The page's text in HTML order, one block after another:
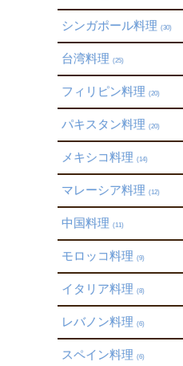
シンガポール料理 (30)
台湾料理 (25)
フィリピン料理 (20)
パキスタン料理 (20)
メキシコ料理 (14)
マレーシア料理 (12)
中国料理 (11)
モロッコ料理 (9)
イタリア料理 (8)
レバノン料理 (6)
スペイン料理 (6)